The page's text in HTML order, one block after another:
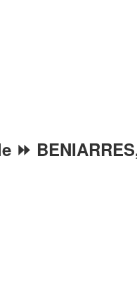
⏩